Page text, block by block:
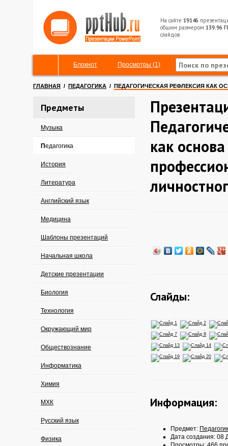
На сайте 19146
общим размером 139.96
слайдов
Блокнот Просмотры (1)
ГЛАВНАЯ / ПЕДАГОГИКА / ПЕДАГОГИЧЕСКАЯ РЕФЛЕКСИЯ КАК
Предметы
Музыка
Педагогика
История
Литература
Английский язык
Медицина
Шаблоны презентаций
Начальная школа
Детские презентации
Биология
Технология
Окружающий мир
Обществознание
Информатика
Химия
МХК
Русский язык
Физика
как основа
Слайды:
Информация:
Предмет:
Дата создания: 08